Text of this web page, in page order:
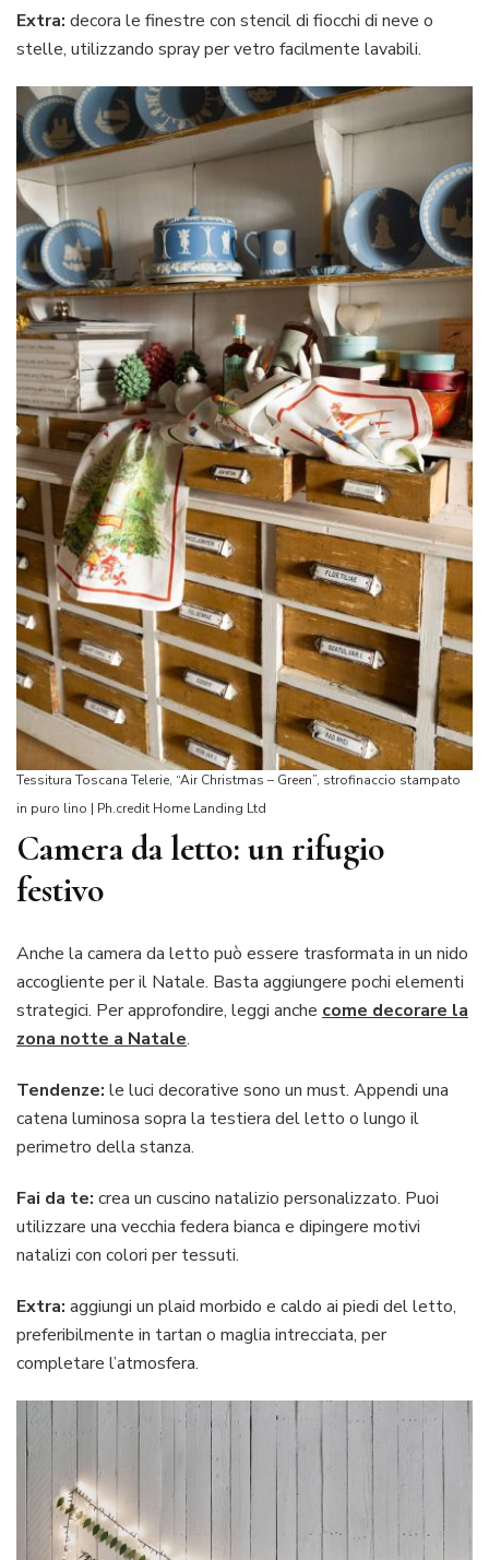
Extra: decora le finestre con stencil di fiocchi di neve o
stelle, utilizzando spray per vetro facilmente lavabili.
Tessitura Toscana Telerie, “Air Christmas – Green”, strofinaccio stampato
in puro lino | Ph.credit Home Landing Ltd
Camera da letto: un rifugio
festivo
Anche la camera da letto può essere trasformata in un nido
accogliente per il Natale. Basta aggiungere pochi elementi
strategici. Per approfondire, leggi anche come decorare la
zona notte a Natale.
Tendenze: le luci decorative sono un must. Appendi una
catena luminosa sopra la testiera del letto o lungo il
perimetro della stanza.
Fai da te: crea un cuscino natalizio personalizzato. Puoi
utilizzare una vecchia federa bianca e dipingere motivi
natalizi con colori per tessuti.
Extra: aggiungi un plaid morbido e caldo ai piedi del letto,
preferibilmente in tartan o maglia intrecciata, per
completare l’atmosfera.